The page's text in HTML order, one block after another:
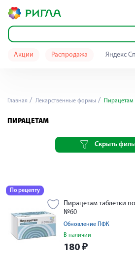
Акции Распродажа Яндекс
Главная Лекарственные формы Пирацетам
ПИРАЦЕТАМ
Скрыть
По рецепту
Пирацетам таблетки
№60
Обновление ПФК
В наличии
180 ₽